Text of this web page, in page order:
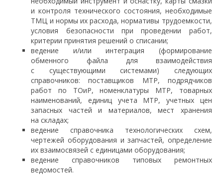
и контроля технического состояния, необходимые
ТМЦ и нормы их расхода, нормативы трудоемкости,
условия безопасности при проведении работ,
критерии принятия решений о списании;
ведение и/или интеграция (формирование
обменного файла для взаимодействия
с существующими системами) следующих
справочников: поставщиков МТР, подрядчиков
работ по ТОиР, номенклатуры МТР, товарных
наименований, единиц учета МТР, учетных цен
запасных частей и материалов, мест хранения
на складах;
ведение справочника технологических схем,
чертежей оборудования и запчастей, определение
их взаимосвязей с единицами оборудования;
ведение справочников типовых ремонтных
ведомостей.